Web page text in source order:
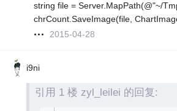
string file = Server.MapPath(@"~/
chrCount.SaveImage(file,
2015-04-28
i9ni
引用 1 楼 zyl_leilei 的回复: